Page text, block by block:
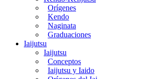
Orígenes
Kendo
Naginata
Graduaciones
Iaijutsu
Iaijutsu
Conceptos
Iaijutsu y Iaido